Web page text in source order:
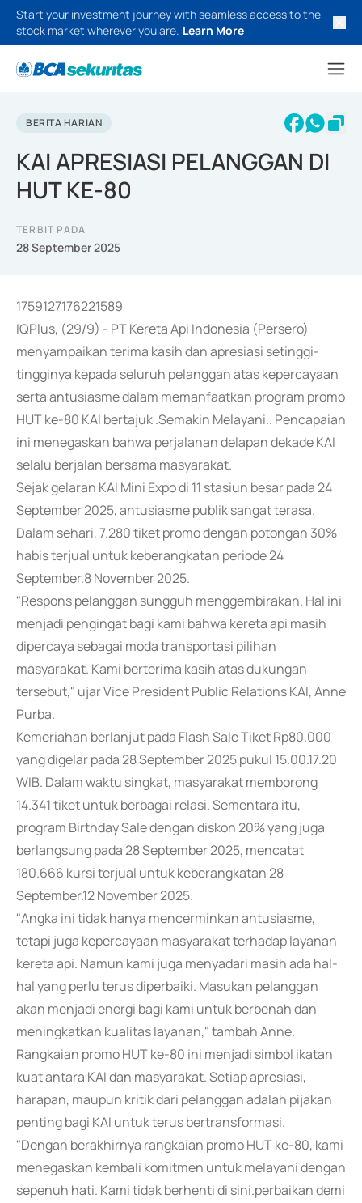
Start your investment journey with seamless access to the
stock market wherever you are. Learn More
BERITA HARIAN
KAI APRESIASI PELANGGAN DI
HUT KE-80
TERBIT PADA
28 September 2025
1759127176221589
IQPlus, (29/9) - PT Kereta Api Indonesia (Persero)
menyampaikan terima kasih dan apresiasi setinggi-
tingginya kepada seluruh pelanggan atas kepercayaan
serta antusiasme dalam memanfaatkan program promo
HUT ke-80 KAI bertajuk .Semakin Melayani.. Pencapaian
ini menegaskan bahwa perjalanan delapan dekade KAI
selalu berjalan bersama masyarakat.
Sejak gelaran KAI Mini Expo di 11 stasiun besar pada 24
September 2025, antusiasme publik sangat terasa.
Dalam sehari, 7.280 tiket promo dengan potongan 30%
habis terjual untuk keberangkatan periode 24
September.8 November 2025.
"Respons pelanggan sungguh menggembirakan. Hal ini
menjadi pengingat bagi kami bahwa kereta api masih
dipercaya sebagai moda transportasi pilihan
masyarakat. Kami berterima kasih atas dukungan
tersebut," ujar Vice President Public Relations KAI, Anne
Purba.
Kemeriahan berlanjut pada Flash Sale Tiket Rp80.000
yang digelar pada 28 September 2025 pukul 15.00.17.20
WIB. Dalam waktu singkat, masyarakat memborong
14.341 tiket untuk berbagai relasi. Sementara itu,
program Birthday Sale dengan diskon 20% yang juga
berlangsung pada 28 September 2025, mencatat
180.666 kursi terjual untuk keberangkatan 28
September.12 November 2025.
"Angka ini tidak hanya mencerminkan antusiasme,
tetapi juga kepercayaan masyarakat terhadap layanan
kereta api. Namun kami juga menyadari masih ada hal-
hal yang perlu terus diperbaiki. Masukan pelanggan
akan menjadi energi bagi kami untuk berbenah dan
meningkatkan kualitas layanan," tambah Anne.
Rangkaian promo HUT ke-80 ini menjadi simbol ikatan
kuat antara KAI dan masyarakat. Setiap apresiasi,
harapan, maupun kritik dari pelanggan adalah pijakan
penting bagi KAI untuk terus bertransformasi.
"Dengan berakhirnya rangkaian promo HUT ke-80, kami
menegaskan kembali komitmen untuk melayani dengan
sepenuh hati. Kami tidak berhenti di sini.perbaikan demi